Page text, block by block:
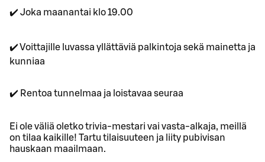
✔️ Joka maanantai klo 19.00
✔️ Voittajille luvassa yllättäviä palkintoja sekä mainetta ja
kunniaa
✔️ Rentoa tunnelmaa ja loistavaa seuraa
Ei ole väliä oletko trivia-mestari vai vasta-alkaja, meillä
on tilaa kaikille! Tartu tilaisuuteen ja liity pubivisan
hauskaan maailmaan.